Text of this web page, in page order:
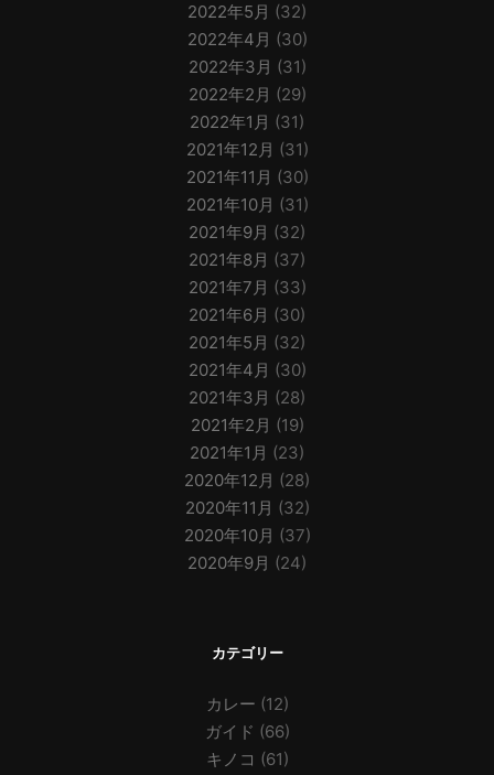
2022年5月 (32)
2022年4月 (30)
2022年3月 (31)
2022年2月 (29)
2022年1月 (31)
2021年12月 (31)
2021年11月 (30)
2021年10月 (31)
2021年9月 (32)
2021年8月 (37)
2021年7月 (33)
2021年6月 (30)
2021年5月 (32)
2021年4月 (30)
2021年3月 (28)
2021年2月 (19)
2021年1月 (23)
2020年12月 (28)
2020年11月 (32)
2020年10月 (37)
2020年9月 (24)
カテゴリー
カレー (12)
ガイド (66)
キノコ (61)